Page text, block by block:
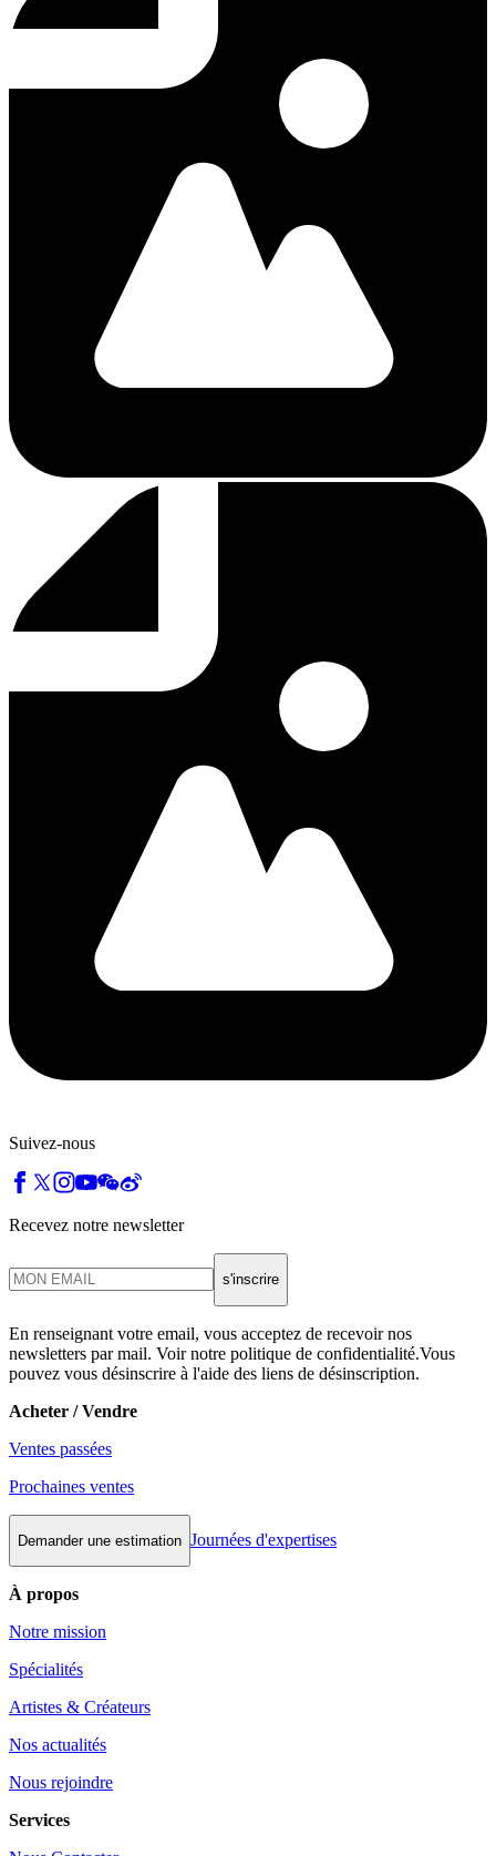
Suivez-nous
Recevez notre newsletter
s'inscrire
En renseignant votre email, vous acceptez de recevoir nos
newsletters par mail. Voir notre politique de confidentialité.Vous
pouvez vous désinscrire à l'aide des liens de désinscription.
Acheter / Vendre
Ventes passées
Prochaines ventes
Demander une estimation Journées d'expertises
À propos
Notre mission
Spécialités
Artistes & Créateurs
Nos actualités
Nous rejoindre
Services